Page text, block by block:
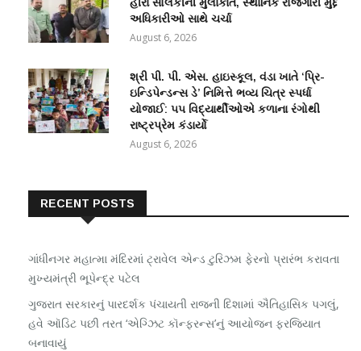
અધિકારીઓ સાથે ચર્ચા
August 6, 2026
શ્રી પી. પી. એસ. હાઇસ્કૂલ, વંડા ખાતે ‘પ્રિ-
ઇન્ડિપેન્ડન્સ ડે’ નિમિત્તે ભવ્ય ચિત્ર સ્પર્ધા
યોજાઈ: ૫૫ વિદ્યાર્થીઓએ કળાના રંગોથી
રાષ્ટ્રપ્રેમ કંડાર્યો
August 6, 2026
RECENT POSTS
ગાંધીનગર મહાત્મા મંદિરમાં ટ્રાવેલ એન્ડ ટુરિઝમ ફેરનો પ્રારંભ કરાવતા
મુખ્યમંત્રી ભૂપેન્દ્ર પટેલ
ગુજરાત સરકારનું પારદર્શક પંચાયતી રાજની દિશામાં ઐતિહાસિક પગલું,
હવે ઑડિટ પછી તરત ‘એગ્ઝિટ કૉન્ફરન્સ’નું આયોજન ફરજિયાત
બનાવાયું